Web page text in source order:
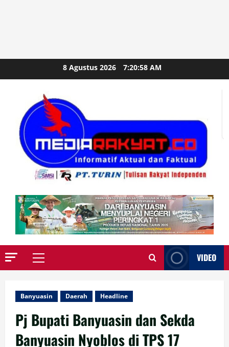
to
8 Agustus 2026 7:21:00 AM
Primary
VIDEO
Banyuasin Daerah Headline
Pj Bupati Banyuasin dan Sekda
Banyuasin Nyoblos di TPS 17